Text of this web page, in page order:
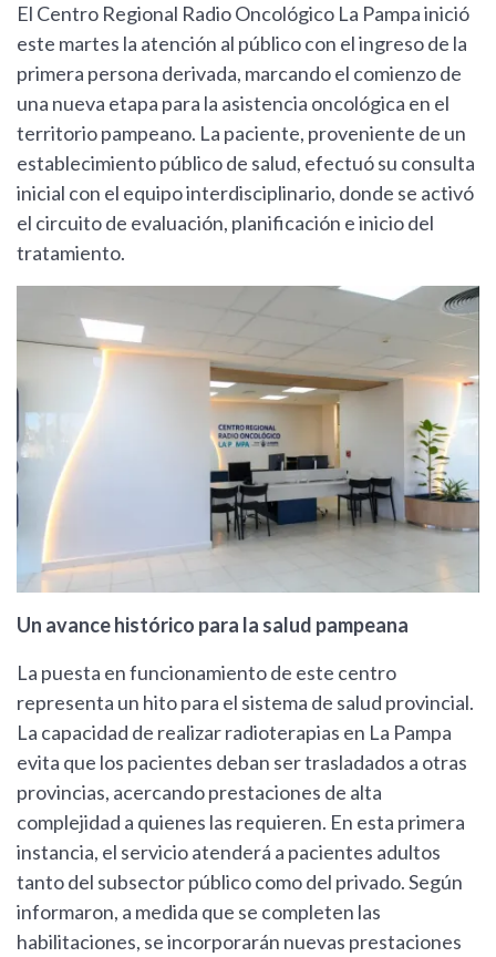
El Centro Regional Radio Oncológico La Pampa inició
este martes la atención al público con el ingreso de la
primera persona derivada, marcando el comienzo de
una nueva etapa para la asistencia oncológica en el
territorio pampeano. La paciente, proveniente de un
establecimiento público de salud, efectuó su consulta
inicial con el equipo interdisciplinario, donde se activó
el circuito de evaluación, planificación e inicio del
tratamiento.
Un avance histórico para la salud pampeana
La puesta en funcionamiento de este centro
representa un hito para el sistema de salud provincial.
La capacidad de realizar radioterapias en La Pampa
evita que los pacientes deban ser trasladados a otras
provincias, acercando prestaciones de alta
complejidad a quienes las requieren. En esta primera
instancia, el servicio atenderá a pacientes adultos
tanto del subsector público como del privado. Según
informaron, a medida que se completen las
habilitaciones, se incorporarán nuevas prestaciones